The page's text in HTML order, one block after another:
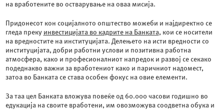
на вработените во остварување на оваа мисија.
Придонесот кон социјалното општество можеби и најдиректно се
гледа преку инвестицијата во кадрите на Банката, кои се носители
на вредностите на институцијата. Делењето на исти вредности со
институцијата, добри работни услови и позитивна работна
атмосфера, како и професионалниот напредок и развој се секако
подеднакво важни за вработениот како и паричниот надомест,
затоа во Банката се става особен фокус на овие елементи.
За таа цел Банката вложува повеќе од 60.000 часови годишно во
едукација на своите вработени, им овозможува соодветна обука и